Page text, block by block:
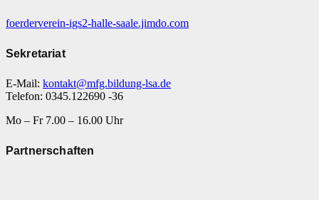
foerderverein-igs2-halle-saale.jimdo.com
Sekretariat
E-Mail: kontakt@mfg.bildung-lsa.de
Telefon: 0345.122690 -36
Mo – Fr 7.00 – 16.00 Uhr
Partnerschaften